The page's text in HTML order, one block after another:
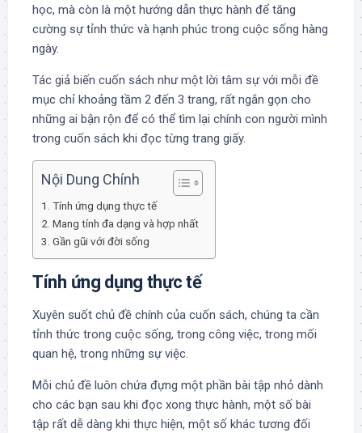
học, mà còn là một hướng dẫn thực hành để tăng
cường sự tỉnh thức và hạnh phúc trong cuộc sống hàng
ngày.
Tác giả biến cuốn sách như một lời tâm sự với mỗi đề
mục chỉ khoảng tầm 2 đến 3 trang, rất ngắn gọn cho
những ai bận rộn để có thể tìm lại chính con người mình
trong cuốn sách khi đọc từng trang giấy.
Nội Dung Chính
Tính ứng dụng thực tế
Mang tính đa dạng và hợp nhất
Gần gũi với đời sống
Tính ứng dụng thực tế
Xuyên suốt chủ đề chính của cuốn sách, chúng ta cần
tỉnh thức trong cuộc sống, trong công việc, trong mối
quan hệ, trong những sự việc.
Mỗi chủ đề luôn chứa đựng một phần bài tập nhỏ dành
cho các bạn sau khi đọc xong thực hành, một số bài
tập rất dễ dàng khi thực hiện, một số khác tương đối